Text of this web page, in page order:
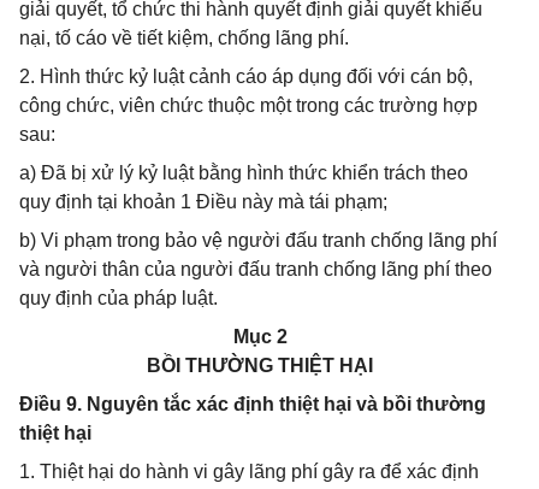
giải quyết, tổ chức thi hành quyết định giải quyết khiếu
nại, tố cáo về tiết kiệm, chống lãng phí.
2. Hình thức kỷ luật cảnh cáo áp dụng đối với cán bộ,
công chức, viên chức thuộc một trong các trường hợp
sau:
a) Đã bị xử lý kỷ luật bằng hình thức khiển trách theo
quy định tại khoản 1 Điều này mà tái phạm;
b) Vi phạm trong bảo vệ người đấu tranh chống lãng phí
và người thân của người đấu tranh chống lãng phí theo
quy định của pháp luật.
Mục 2
BỒI THƯỜNG THIỆT HẠI
Điều 9. Nguyên tắc xác định thiệt hại và bồi thường
thiệt hại
1. Thiệt hại do hành vi gây lãng phí gây ra để xác định